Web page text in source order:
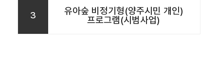
3
유아숲 비정기형(양주시민 개인)
프로그램(시범사업)